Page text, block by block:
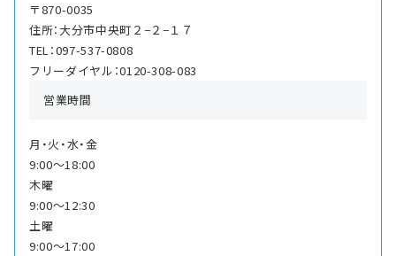
〒870-0035
住所：大分市中央町２−２−１７
TEL：097-537-0808
フリーダイヤル：0120-308-083
営業時間
月・火・水・金
9:00〜18:00
木曜
9:00〜12:30
土曜
9:00〜17:00